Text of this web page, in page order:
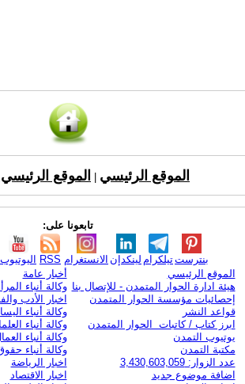
الموقع الرئيسي الموقع
تابعونا على:
اليوتيوب RSS الانستغرام لينكدإن تيلكرامبنترست
الموقع الرئيسي
هيئة ادارة الحوار المتمدن - للإتصال بنا
إحصائيات مؤسسة الحوار المتمدن
قواعد النشر
ابرز كتاب / كاتبات الحوار المتمدن
يوتيوب التمدن
مكتبة التمدن
عدد الزوار: 3,430,603,059
اضافة موضوع جديد
أخبار عامة
وكالة أنباء
اخبار الأدب
وكالة أنباء
وكالة أنباء
وكالة أنباء
وكالة أنباء
اخبار الرياضة
اخبار الاقتصاد